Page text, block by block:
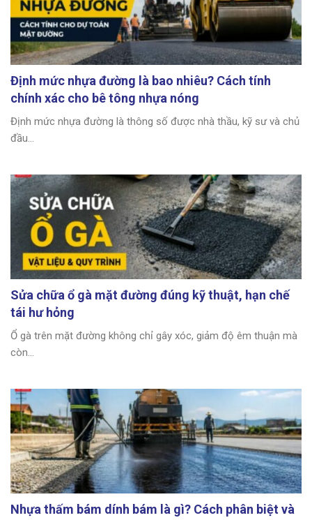
Định mức nhựa đường là bao nhiêu? Cách tính
chính xác cho bê tông nhựa nóng
Định mức nhựa đường là thông số được nhà thầu, kỹ sư và chủ
đầu...
Sửa chữa ổ gà mặt đường đúng kỹ thuật, hạn chế
tái hư hỏng
Ổ gà trên mặt đường không chỉ gây xóc, giảm độ êm thuận mà
còn...
Nhựa thấm bám dính bám là gì? Cách phân biệt và